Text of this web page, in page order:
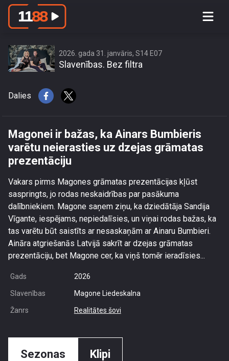
Magonei ir bažas, ka Ainars Bumbieris
2026. gada 31. janvāris, S14 E07
Slavenības. Bez filtra
Dalies
Magonei ir bažas, ka Ainars Bumbieris
varētu neierasties uz dzejas grāmatas
prezentāciju
Vakars pirms Magones grāmatas prezentācijas kļūst
saspringts, jo rodas neskaidrības par pasākuma
dalībniekiem. Magone saņem ziņu, ka dziedātāja Sandija
Vīgante, iespējams, nepiedalīsies, un viņai rodas bažas, ka
tas varētu būt saistīts ar nesaskaņām ar Ainaru Bumbieri.
Aināra atgriešanās Latvijā sakrīt ar dzejas grāmatas
prezentāciju, bet Magone cer, ka viņš tomēr ieradīsies...
Gads 2026
Slavenības Magone Liedeskalna
Žanrs Realitātes šovi
Sezonas Klipi